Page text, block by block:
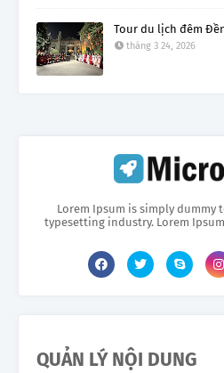
Tour du lịch đêm
tháng 3 24, 2026
Lorem Ipsum is simply
typesetting industry. Lorem
QUẢN LÝ NỘI DUNG